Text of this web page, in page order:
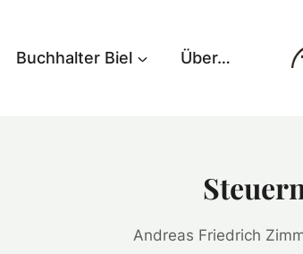
Buchhalter Biel Über…
Andreas Friedrich